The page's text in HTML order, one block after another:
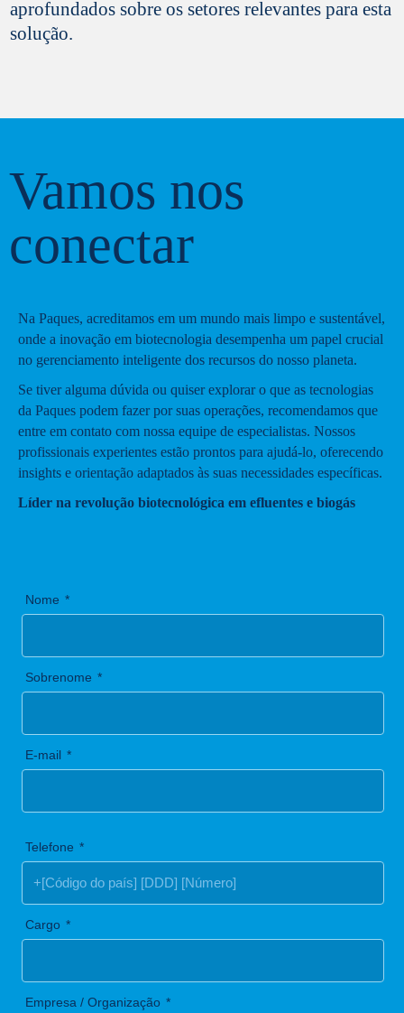
aprofundados sobre os setores relevantes para esta
solução.
Vamos nos
conectar
Na Paques, acreditamos em um mundo mais limpo e sustentável,
onde a inovação em biotecnologia desempenha um papel crucial
no gerenciamento inteligente dos recursos do nosso planeta.
Se tiver alguma dúvida ou quiser explorar o que as tecnologias
da Paques podem fazer por suas operações, recomendamos que
entre em contato com nossa equipe de especialistas. Nossos
profissionais experientes estão prontos para ajudá-lo, oferecendo
insights e orientação adaptados às suas necessidades específicas.
Líder na revolução biotecnológica em efluentes e biogás
Nome
Sobrenome
E-mail
Telefone
Cargo
Empresa / Organização